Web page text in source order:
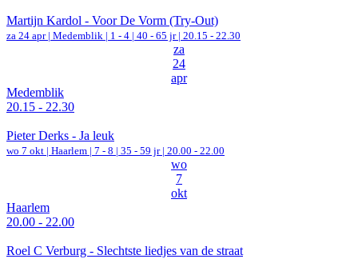
Martijn Kardol - Voor De Vorm (Try-Out)
za 24 apr | Medemblik | 1 - 4 | 40 - 65 jr | 20.15 - 22.30
za
24
apr
Medemblik
20.15 - 22.30
Pieter Derks - Ja leuk
wo 7 okt | Haarlem | 7 - 8 | 35 - 59 jr | 20.00 - 22.00
wo
7
okt
Haarlem
20.00 - 22.00
Roel C Verburg - Slechtste liedjes van de straat